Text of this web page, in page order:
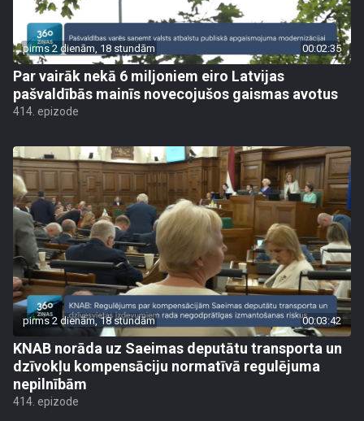
pirms 2 dienām, 18 stundām 00:02:35
Par vairāk nekā 6 miljoniem eiro Latvijas
pašvaldībās mainīs novecojušos gaismas avotus
414. epizode
pirms 2 dienām, 18 stundām 00:03:42
KNAB norāda uz Saeimas deputātu transporta un
dzīvokļu kompensāciju normatīvā regulējuma
nepilnībām
414. epizode